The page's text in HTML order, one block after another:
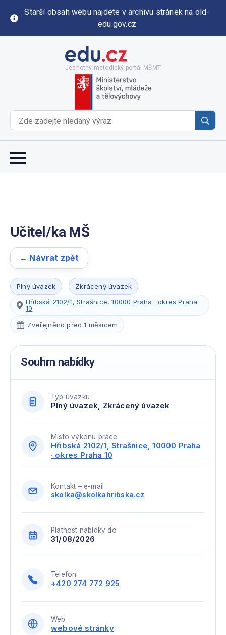
Starší obsah webu najdete v archivu stránek na old-
edu.gov.cz
Jednotný metodický portál MŠMT
for:
Učitel/ka MŠ
← Návrat zpět
Plný úvazek
Zkrácený úvazek
Hřibská 2102/1, Strašnice, 10000 Praha · okres Praha
10
Zveřejněno před 1 měsícem
Souhrn nabídky
Typ úvazku
Plný úvazek, Zkrácený úvazek
Místo výkonu práce
Hřibská 2102/1, Strašnice, 10000 Praha
· okres Praha 10
Kontakt – e-mail
skolka@skolkahribska.cz
Platnost nabídky do
31/08/2026
Telefon
+420 274 772 925
Web
webové stránky